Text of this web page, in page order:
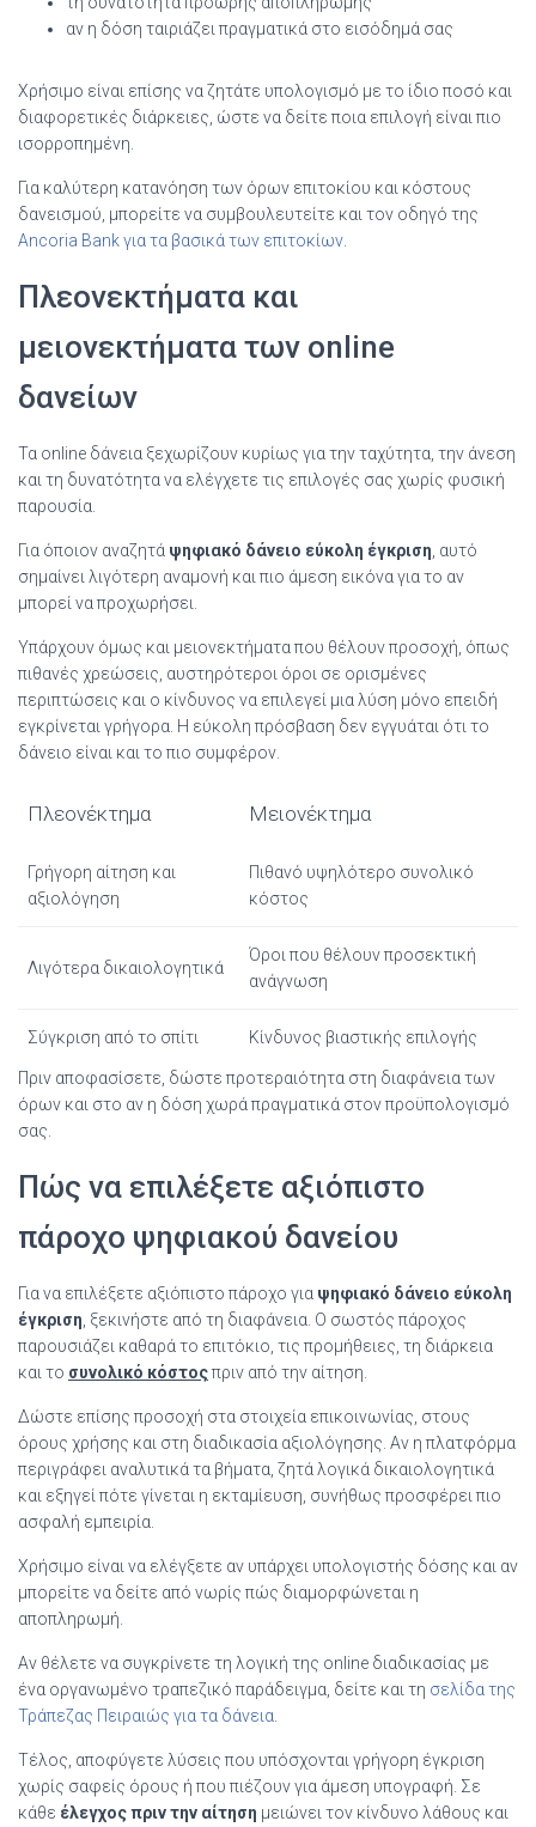
αν η δόση ταιριάζει πραγματικά στο εισόδημά σας
Χρήσιμο είναι επίσης να ζητάτε υπολογισμό με το ίδιο ποσό και
διαφορετικές διάρκειες, ώστε να δείτε ποια επιλογή είναι πιο
ισορροπημένη.
Για καλύτερη κατανόηση των όρων επιτοκίου και κόστους
δανεισμού, μπορείτε να συμβουλευτείτε και τον οδηγό της
Ancoria Bank για τα βασικά των επιτοκίων
Πλεονεκτήματα και
μειονεκτήματα των online
δανείων
Τα online δάνεια ξεχωρίζουν κυρίως για την ταχύτητα, την άνεση
και τη δυνατότητα να ελέγχετε τις επιλογές σας χωρίς φυσική
παρουσία.
Για όποιον αναζητά ψηφιακό δάνειο εύκολη έγκριση , αυτό
σημαίνει λιγότερη αναμονή και πιο άμεση εικόνα για το αν
μπορεί να προχωρήσει.
Υπάρχουν όμως και μειονεκτήματα που θέλουν προσοχή, όπως
πιθανές χρεώσεις, αυστηρότεροι όροι σε ορισμένες
περιπτώσεις και ο κίνδυνος να επιλεγεί μια λύση μόνο επειδή
εγκρίνεται γρήγορα. Η εύκολη πρόσβαση δεν εγγυάται ότι το
δάνειο είναι και το πιο συμφέρον.
Πλεονέκτημα Μειονέκτημα
Γρήγορη αίτηση και
αξιολόγηση
Πιθανό υψηλότερο συνολικό
κόστος
Λιγότερα δικαιολογητικά
Όροι που θέλουν προσεκτική
ανάγνωση
Σύγκριση από το σπίτι Κίνδυνος βιαστικής επιλογής
Πριν αποφασίσετε, δώστε προτεραιότητα στη διαφάνεια των
όρων και στο αν η δόση χωρά πραγματικά στον προϋπολογισμό
σας.
Πώς να επιλέξετε αξιόπιστο
πάροχο ψηφιακού δανείου
Για να επιλέξετε αξιόπιστο πάροχο για ψηφιακό δάνειο εύκολη
έγκριση , ξεκινήστε από τη διαφάνεια. Ο σωστός πάροχος
παρουσιάζει καθαρά το επιτόκιο, τις προμήθειες, τη διάρκεια
και το συνολικό κόστοςπριν από την αίτηση.
Δώστε επίσης προσοχή στα στοιχεία επικοινωνίας, στους
όρους χρήσης και στη διαδικασία αξιολόγησης. Αν η πλατφόρμα
περιγράφει αναλυτικά τα βήματα, ζητά λογικά δικαιολογητικά
και εξηγεί πότε γίνεται η εκταμίευση, συνήθως προσφέρει πιο
ασφαλή εμπειρία.
Χρήσιμο είναι να ελέγξετε αν υπάρχει υπολογιστής δόσης και αν
μπορείτε να δείτε από νωρίς πώς διαμορφώνεται η
αποπληρωμή.
Αν θέλετε να συγκρίνετε τη λογική της online διαδικασίας με
ένα οργανωμένο τραπεζικό παράδειγμα, δείτε και τη σελίδα της
Τράπεζας Πειραιώς για τα δάνεια
Τέλος, αποφύγετε λύσεις που υπόσχονται γρήγορη έγκριση
χωρίς σαφείς όρους ή που πιέζουν για άμεση υπογραφή. Σε
κάθε έλεγχος πριν την αίτηση μειώνει τον κίνδυνο λάθους και